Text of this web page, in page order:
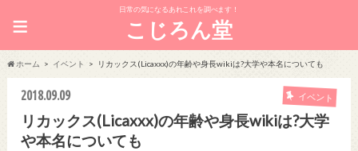
日常の気になるあれこれを調べます！
こじろん堂
≡
ホーム イベント リカックス(Licaxxx)の年齢や身長wikiは?大学や本名についても
2018.09.09 イベント
リカックス(Licaxxx)の年齢や身長wikiは?大学
や本名についても